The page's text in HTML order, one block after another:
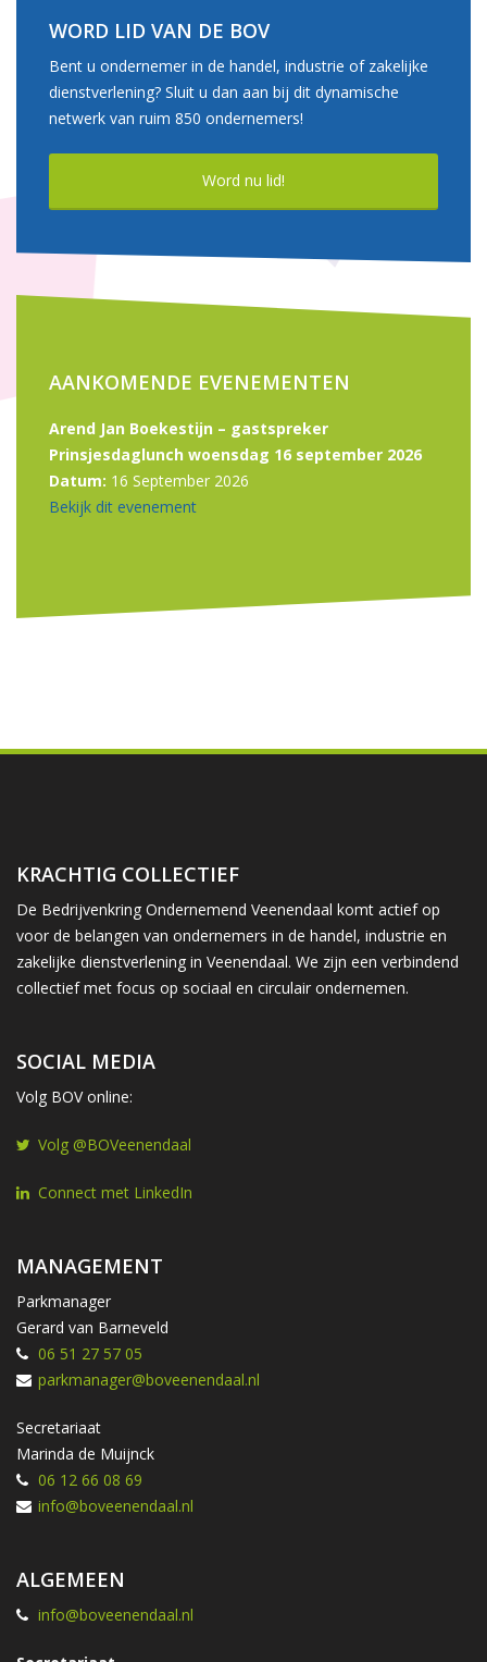
WORD LID VAN DE BOV
Bent u ondernemer in de handel, industrie of zakelijke
dienstverlening? Sluit u dan aan bij dit dynamische
netwerk van ruim 850 ondernemers!
Word nu lid!
AANKOMENDE EVENEMENTEN
Arend Jan Boekestijn – gastspreker
Prinsjesdaglunch woensdag 16 september 2026
Datum: 16 September 2026
Bekijk dit evenement
KRACHTIG COLLECTIEF
De Bedrijvenkring Ondernemend Veenendaal komt actief op
voor de belangen van ondernemers in de handel, industrie en
zakelijke dienstverlening in Veenendaal. We zijn een verbindend
collectief met focus op sociaal en circulair ondernemen.
SOCIAL MEDIA
Volg BOV online:
Volg @BOVeenendaal
Connect met LinkedIn
MANAGEMENT
Parkmanager
Gerard van Barneveld
06 51 27 57 05
parkmanager@boveenendaal.nl
Secretariaat
Marinda de Muijnck
06 12 66 08 69
info@boveenendaal.nl
ALGEMEEN
info@boveenendaal.nl